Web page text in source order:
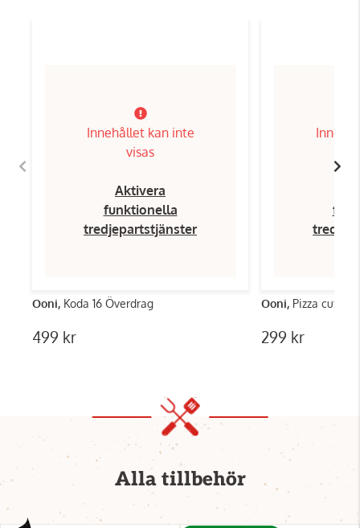
Innehållet kan inte
visas
Aktivera
funktionella
tredjepartstjänster
Ooni, Koda 16 Överdrag
499 kr
Ooni, Pizza cutter
299 kr
Alla tillbehör